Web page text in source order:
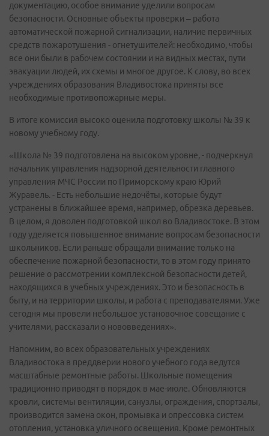
документацию, особое внимание уделили вопросам
безопасности. Основные объекты проверки – работа
автоматической пожарной сигнализации, наличие первичных
средств пожаротушения - огнетушителей: необходимо, чтобы
все они были в рабочем состоянии и на видных местах, пути
эвакуации людей, их схемы и многое другое. К слову, во всех
учреждениях образования Владивостока приняты все
необходимые противопожарные меры.
В итоге комиссия высоко оценила подготовку школы № 39 к
новому учебному году.
«Школа № 39 подготовлена на высоком уровне, - подчеркнул
начальник управления надзорной деятельности главного
управления МЧС России по Приморскому краю Юрий
Журавель. - Есть небольшие недочёты, которые будут
устранены в ближайшее время, например, обрезка деревьев.
В целом, я доволен подготовкой школ во Владивостоке. В этом
году уделяется повышенное внимание вопросам безопасности
школьников. Если раньше обращали внимание только на
обеспечение пожарной безопасности, то в этом году принято
решение о рассмотрении комплексной безопасности детей,
находящихся в учебных учреждениях. Это и безопасность в
быту, и на территории школы, и работа с преподавателями. Уже
сегодня мы провели небольшое установочное совещание с
учителями, рассказали о нововведениях».
Напомним, во всех образовательных учреждениях
Владивостока в преддверии нового учебного года ведутся
масштабные ремонтные работы. Школьные помещения
традиционно приводят в порядок в мае-июле. Обновляются
кровли, системы вентиляции, санузлы, ограждения, спортзалы,
производится замена окон, промывка и опрессовка систем
отопления, установка уличного освещения. Кроме ремонтных